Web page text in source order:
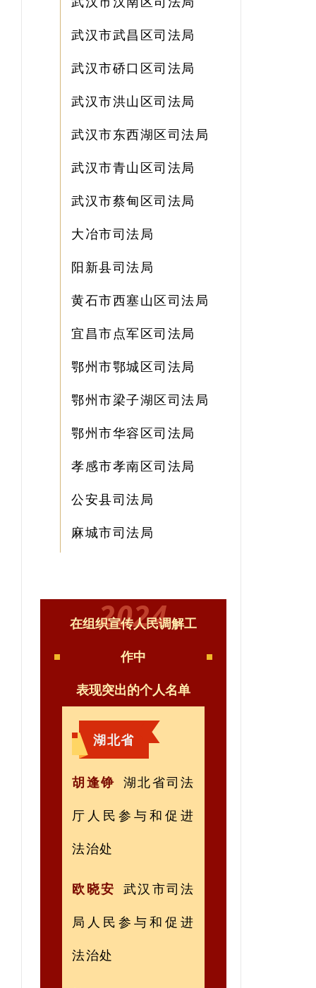
武汉市武昌区司法局
武汉市硚口区司法局
武汉市洪山区司法局
武汉市东西湖区司法局
武汉市青山区司法局
武汉市蔡甸区司法局
大冶市司法局
阳新县司法局
黄石市西塞山区司法局
宜昌市点军区司法局
鄂州市鄂城区司法局
鄂州市梁子湖区司法局
鄂州市华容区司法局
孝感市孝南区司法局
公安县司法局
麻城市司法局
2024
在组织宣传人民调解工
作中
表现突出的个人名单
湖北省
胡逢铮 湖北省司法
厅人民参与和促进
法治处
欧晓安 武汉市司法
局人民参与和促进
法治处